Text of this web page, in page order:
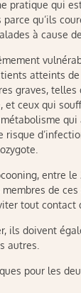
pratique qui
qu’ils
à cause de
atteints
graves, telles
et ceux qui
risque
entre
de
tout contact
ils doivent
autres.
pour les